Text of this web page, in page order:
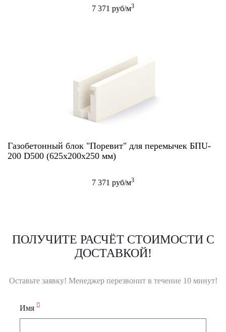
7 371 руб/м3
Газобетонный блок "Поревит" для перемычек БПU-
200 D500 (625х200х250 мм)
7 371 руб/м3
ПОЛУЧИТЕ РАСЧЁТ СТОИМОСТИ С
ДОСТАВКОЙ!
Оставьте заявку! Менеджер перезвонит в течение 10 минут!
Имя